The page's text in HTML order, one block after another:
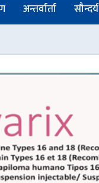
अन्तर्वार्ता सौन्दर्य